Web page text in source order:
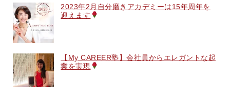
2023年2月自分磨きアカデミーは15年周年を
迎えます
【My CAREER塾】会社員からエレガントな起
業を実現